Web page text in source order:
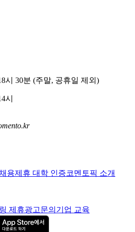
시 30분 (주말, 공휴일 제외)
시
용제휴 대학 인증코멘토픽 소개
제휴광고문의 기업 교육